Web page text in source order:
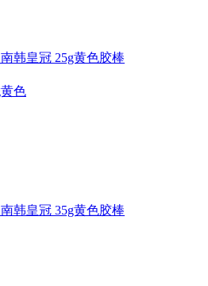
南韩皇冠 25g黄色胶棒
南韩皇冠 35g黄色胶棒